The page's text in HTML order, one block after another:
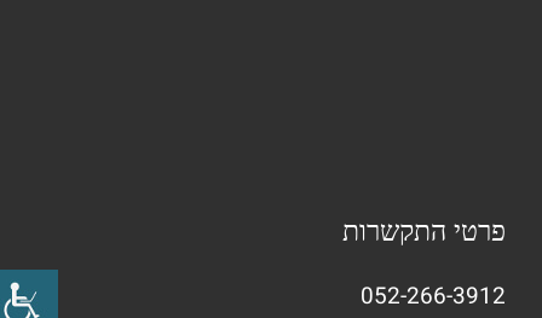
פרטי התקשרות
052-266-3912